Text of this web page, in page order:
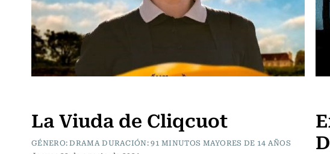
La Viuda de Cliqcuot
GÉNERO: DRAMA DURACIÓN: 91 MINUTOS MAYORES DE 14 AÑOS